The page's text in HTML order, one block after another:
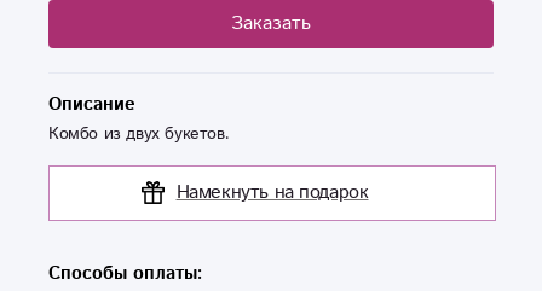
Заказать
Описание
Комбо из двух букетов.
Намекнуть на подарок
Способы оплаты: